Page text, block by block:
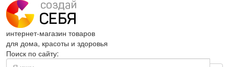
интернет-магазин товаров
для дома, красоты и здоровья
Поиск по сайту: